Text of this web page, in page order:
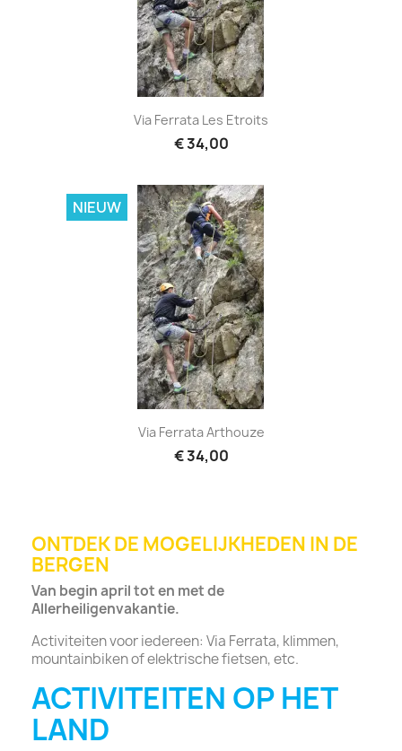
Via Ferrata Les Etroits
€ 34,00
Via Ferrata Arthouze
€ 34,00
NIEUW
ONTDEK DE MOGELIJKHEDEN IN DE
BERGEN
Van begin april tot en met de
Allerheiligenvakantie.
Activiteiten voor iedereen: Via Ferrata, klimmen,
mountainbiken of elektrische fietsen, etc.
ACTIVITEITEN OP HET
LAND